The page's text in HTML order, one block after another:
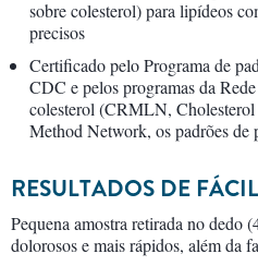
sobre colesterol) para lipídeos
precisos
Certificado pelo Programa de
CDC e pelos programas da
colesterol (CRMLN,
Method Network, os padrões de
RESULTADOS DE
Pequena amostra retirada no dedo
dolorosos e mais rápidos, além da